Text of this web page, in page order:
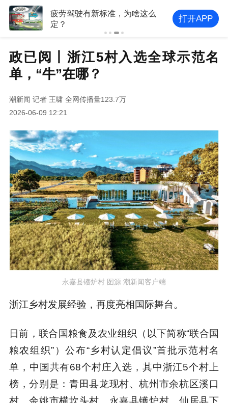
疲劳驾驶有新标准，为啥这么
定？
打开APP
政已阅丨浙江5村入选全球示范名
单，“牛”在哪？
潮新闻 记者 王啸 全网传播量123.7万
2026-06-09 12:21
永嘉县镬炉村 图源 潮新闻客户端
浙江乡村发展经验，再度亮相国际舞台。
日前，联合国粮食及农业组织（以下简称“联合国
粮农组织”）公布“乡村认定倡议”首批示范村名
单，中国共有68个村庄入选，其中浙江5个村上
榜，分别是：青田县龙现村、杭州市余杭区溪口